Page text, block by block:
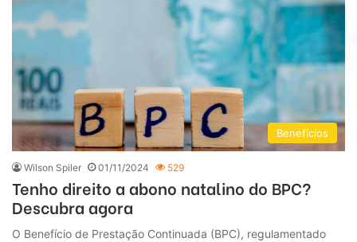
Benefícios
Wilson Spiler 01/11/2024 529
Tenho direito a abono natalino do BPC?
Descubra agora
O Benefício de Prestação Continuada (BPC), regulamentado